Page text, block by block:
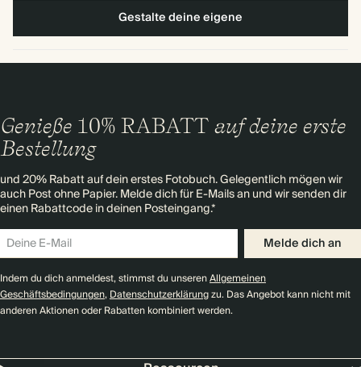
Gestalte deine eigene
Genieße 10% RABATT auf deine erste
Bestellung
und 20% Rabatt auf dein erstes Fotobuch. Gelegentlich mögen wir
auch Post ohne Papier. Melde dich für E-Mails an und wir senden dir
einen Rabattcode in deinen Posteingang.*
Melde dich an
Indem du dich anmeldest, stimmst du unserenAllgemeinen
Geschäftsbedingungen,Datenschutzerklärungzu. Das Angebot kann nicht mit
anderen Aktionen oder Rabatten kombiniert werden.